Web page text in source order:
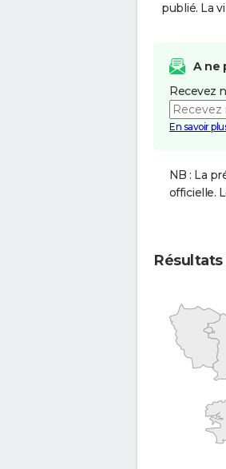
publié. La
A ne
Recevez
En savoir
NB : La
officielle.